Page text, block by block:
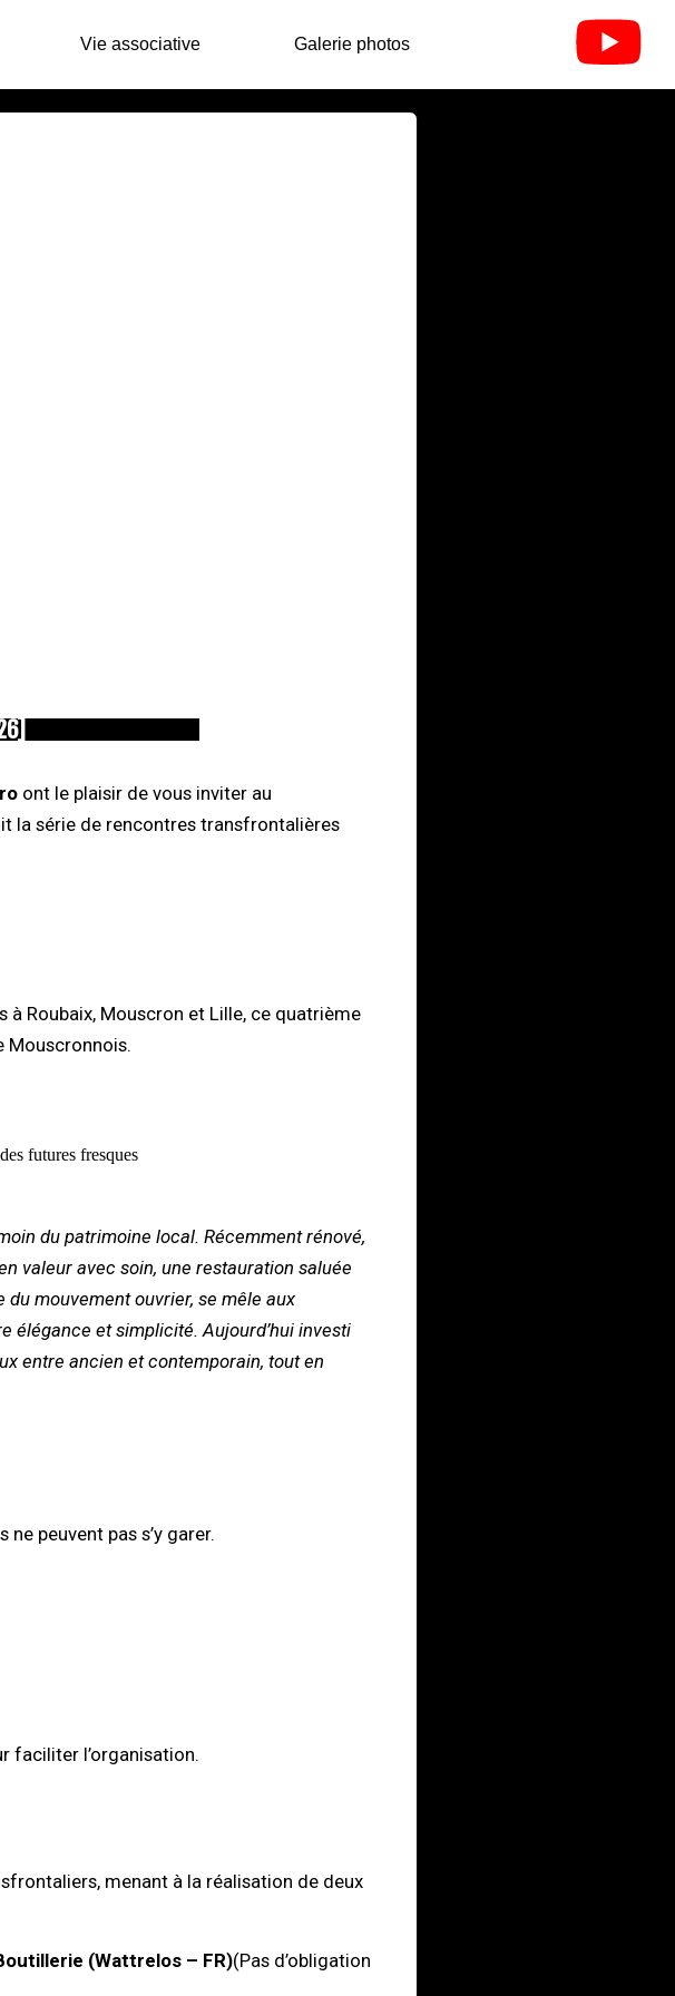
Vie associative Galerie photos
ont le plaisir de vous inviter au
la série de rencontres transfrontalières
Roubaix, Mouscron et Lille, ce quatrième
Mouscronnois.
futures fresques
du patrimoine local. Récemment rénové,
valeur avec soin, une restauration saluée
mouvement ouvrier, se mêle aux
élégance et simplicité. Aujourd’hui investi
entre ancien et contemporain, tout en
ne peuvent pas s’y garer.
faciliter l’organisation.
menant à la réalisation de deux
(Wattrelos – FR)(Pas d’obligation